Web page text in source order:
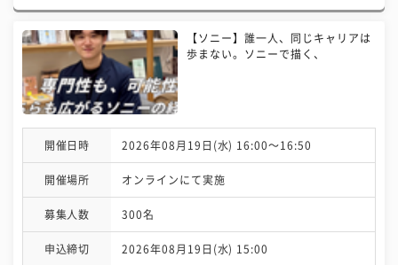
【ソニー】誰一人、同じキャリアは
歩まない。ソニーで描く、
開催日時 2026年08月19日(水) 16:00〜16:50
開催場所 オンラインにて実施
募集人数 300名
申込締切 2026年08月19日(水) 15:00